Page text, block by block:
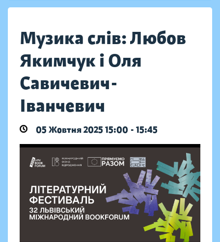
Музика слів: Любов
Якимчук і Оля
Савичевич-
Іванчевич
05 Жовтня 2025 15:00 - 15:45